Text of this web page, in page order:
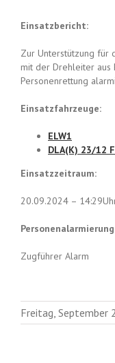
Einsatzbericht:
Zur Unterstützung für
mit der Drehleiter aus
Personenrettung
Einsatzfahrzeuge:
ELW1
DLA(K) 23/12
Einsatzzeitraum:
20.09.2024 –
Zugführer Alarm
Freitag, September